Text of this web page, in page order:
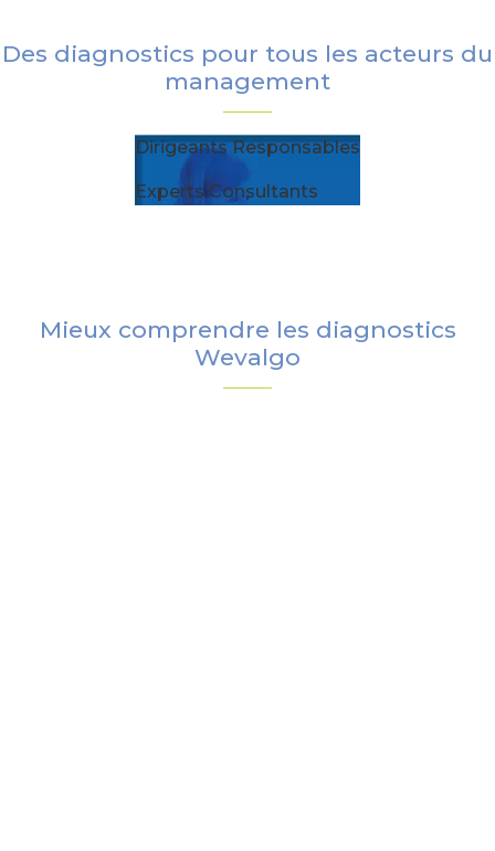
Des diagnostics pour tous les acteurs du
management
Dirigeants Responsables
Experts Consultants
Mieux comprendre les diagnostics
Wevalgo